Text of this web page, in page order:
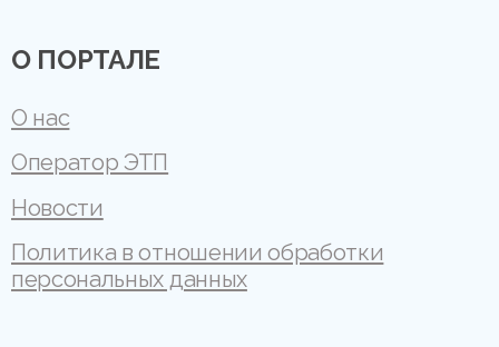
О ПОРТАЛЕ
О нас
Оператор ЭТП
Новости
Политика в отношении обработки
персональных данных